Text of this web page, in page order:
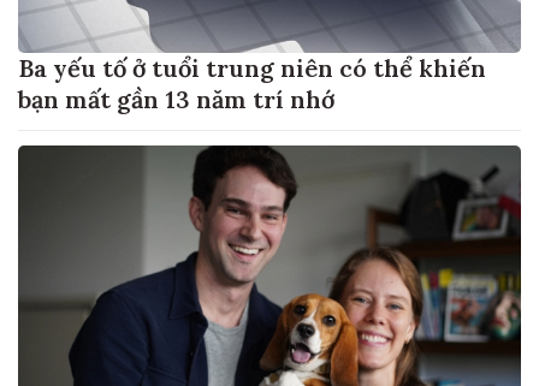
Ba yếu tố ở tuổi trung niên có thể khiến
bạn mất gần 13 năm trí nhớ